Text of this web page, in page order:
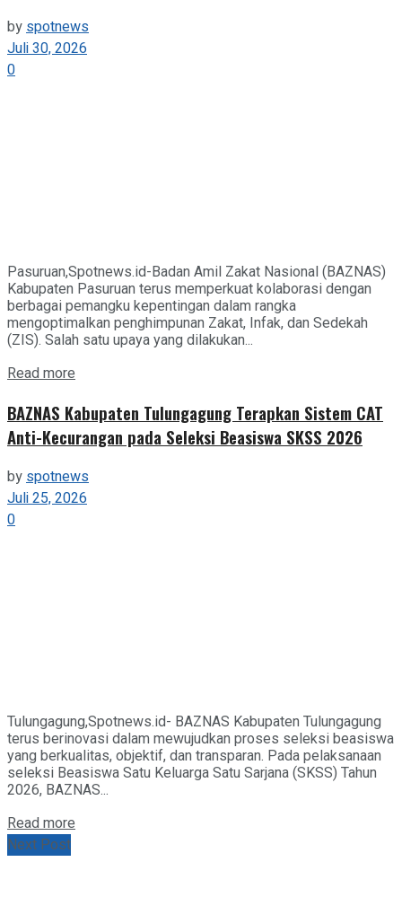
by spotnews
Juli 30, 2026
0
Pasuruan,Spotnews.id-Badan Amil Zakat Nasional (BAZNAS)
Kabupaten Pasuruan terus memperkuat kolaborasi dengan
berbagai pemangku kepentingan dalam rangka
mengoptimalkan penghimpunan Zakat, Infak, dan Sedekah
(ZIS). Salah satu upaya yang dilakukan...
Read more
BAZNAS Kabupaten Tulungagung Terapkan Sistem CAT
Anti-Kecurangan pada Seleksi Beasiswa SKSS 2026
byspotnews
Juli 25, 2026
0
Tulungagung,Spotnews.id- BAZNAS Kabupaten Tulungagung
terus berinovasi dalam mewujudkan proses seleksi beasiswa
yang berkualitas, objektif, dan transparan. Pada pelaksanaan
seleksi Beasiswa Satu Keluarga Satu Sarjana (SKSS) Tahun
2026, BAZNAS...
Read more
Next Post